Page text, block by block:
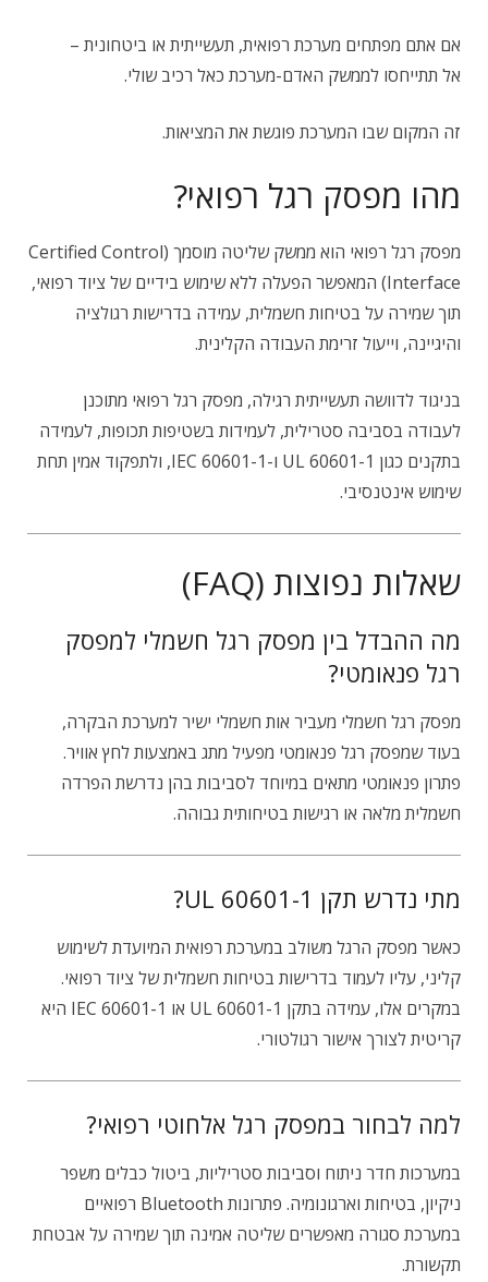
אם אתם מפתחים מערכת רפואית, תעשייתית או ביטחונית –
אל תתייחסו לממשק האדם-מערכת כאל רכיב שולי.
זה המקום שבו המערכת פוגשת את המציאות.
מהו מפסק רגל רפואי?
מפסק רגל רפואי הוא ממשק שליטה מוסמך (Certified Control
Interface) המאפשר הפעלה ללא שימוש בידיים של ציוד רפואי,
תוך שמירה על בטיחות חשמלית, עמידה בדרישות רגולציה
והיגיינה, וייעול זרימת העבודה הקלינית.
בניגוד לדוושה תעשייתית רגילה, מפסק רגל רפואי מתוכנן
לעבודה בסביבה סטרילית, לעמידות בשטיפות תכופות, לעמידה
בתקנים כגון UL 60601-1 ו-IEC 60601-1, ולתפקוד אמין תחת
שימוש אינטנסיבי.
שאלות נפוצות (FAQ)
מה ההבדל בין מפסק רגל חשמלי למפסק
רגל פנאומטי?
מפסק רגל חשמלי מעביר אות חשמלי ישיר למערכת הבקרה,
בעוד שמפסק רגל פנאומטי מפעיל מתג באמצעות לחץ אוויר.
פתרון פנאומטי מתאים במיוחד לסביבות בהן נדרשת הפרדה
חשמלית מלאה או רגישות בטיחותית גבוהה.
מתי נדרש תקן UL 60601-1?
כאשר מפסק הרגל משולב במערכת רפואית המיועדת לשימוש
קליני, עליו לעמוד בדרישות בטיחות חשמלית של ציוד רפואי.
במקרים אלו, עמידה בתקן UL 60601-1 או IEC 60601-1 היא
קריטית לצורך אישור רגולטורי.
למה לבחור במפסק רגל אלחוטי רפואי?
במערכות חדר ניתוח וסביבות סטריליות, ביטול כבלים משפר
ניקיון, בטיחות וארגונומיה. פתרונות Bluetooth רפואיים
במערכת סגורה מאפשרים שליטה אמינה תוך שמירה על אבטחת
תקשורת.